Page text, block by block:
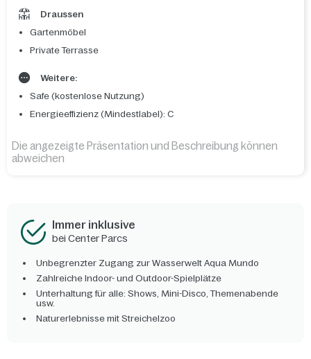
Draussen
Gartenmöbel
Private Terrasse
Weitere:
Safe (kostenlose Nutzung)
Energieeffizienz (Mindestlabel): C
Die angezeigte Präsentation und Beschreibung können
abweichen
Immer inklusive
bei Center Parcs
Unbegrenzter Zugang zur Wasserwelt Aqua Mundo
Zahlreiche Indoor- und Outdoor-Spielplätze
Unterhaltung für alle: Shows, Mini-Disco, Themenabende
usw.
Naturerlebnisse mit Streichelzoo